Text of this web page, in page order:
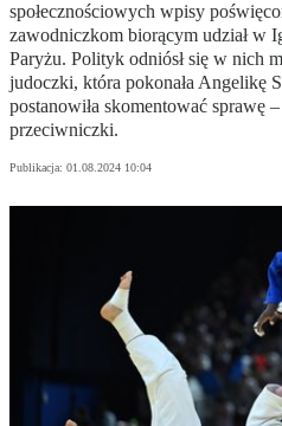
społecznościowych wpisy
zawodniczkom biorącym udział w
Paryżu. Polityk odniósł się w nich
judoczki, która pokonała Angelikę
postanowiła skomentować sprawę
przeciwniczki.
Publikacja: 01.08.2024 10:04